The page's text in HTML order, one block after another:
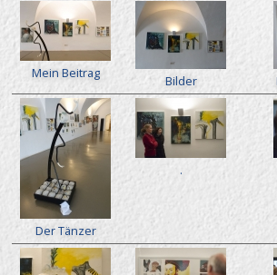
Mein Beitrag
Bilder
Der Tänzer
.